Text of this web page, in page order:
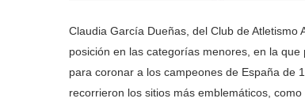
Claudia García Dueñas, del Club de
posición en las categorías menores, en la
para coronar a los campeones de España de
recorrieron los sitios más emblemáticos,